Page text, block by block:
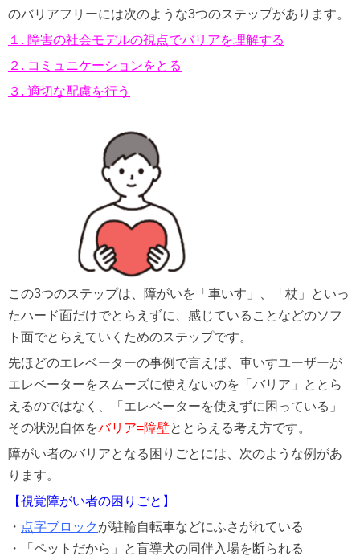
のバリアフリーには次のような3つのステップがあります。
１. 障害の社会モデルの視点でバリアを理解する
２. コミュニケーションをとる
３. 適切な配慮を行う
この3つのステップは、障がいを「車いす」、「杖」といっ
たハード面だけでとらえずに、感じていることなどのソフ
ト面でとらえていくためのステップです。
先ほどのエレベーターの事例で言えば、車いすユーザーが
エレベーターをスムーズに使えないのを「バリア」ととら
えるのではなく、「エレベーターを使えずに困っている」
その状況自体をバリア=障壁ととらえる考え方です。
障がい者のバリアとなる困りごとには、次のような例があ
ります。
【視覚障がい者の困りごと】
・ 点字ブロック が駐輪自転車などにふさがれている
・「ペットだから」と盲導犬の同伴入場を断られる